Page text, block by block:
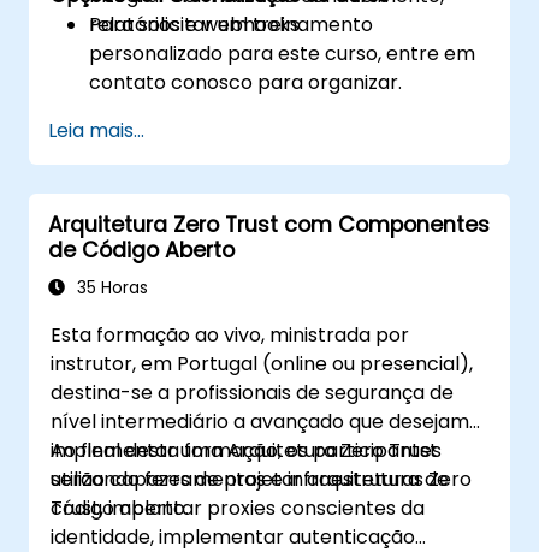
relatórios e webhooks.
Para solicitar um treinamento
personalizado para este curso, entre em
contato conosco para organizar.
Leia mais...
Arquitetura Zero Trust com Componentes
de Código Aberto
35 Horas
Esta formação ao vivo, ministrada por
instrutor, em Portugal (online ou presencial),
destina-se a profissionais de segurança de
nível intermediário a avançado que desejam
implementar uma Arquitetura Zero Trust
utilizando ferramentas e infraestrutura de
código aberto.
Ao final desta formação, os participantes
serão capazes de projetar arquiteturas Zero
Trust, implantar proxies conscientes da
identidade, implementar autenticação